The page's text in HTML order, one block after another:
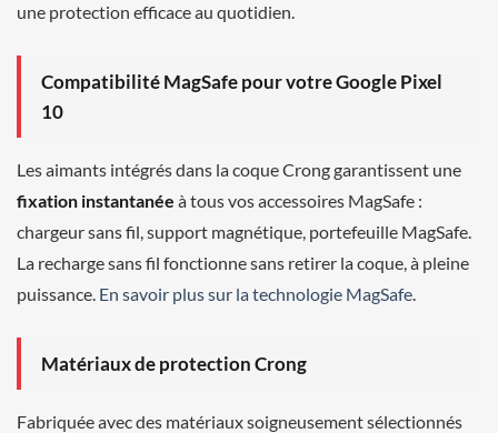
une protection efficace au quotidien.
Compatibilité MagSafe pour votre Google Pixel
10
Les aimants intégrés dans la coque Crong garantissent une
fixation instantanée à tous vos accessoires MagSafe :
chargeur sans fil, support magnétique, portefeuille MagSafe.
La recharge sans fil fonctionne sans retirer la coque, à pleine
puissance. En savoir plus sur la technologie MagSafe
Matériaux de protection Crong
Fabriquée avec des matériaux soigneusement sélectionnés